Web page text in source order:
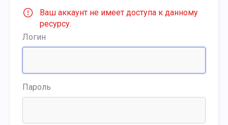
Ваш аккаунт не имеет доступа к данному
ресурсу.
Логин
Пароль